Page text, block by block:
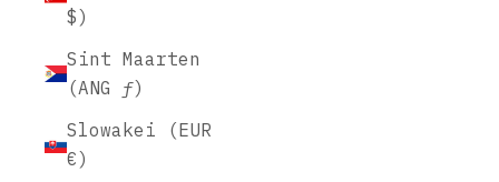
$)
Sint Maarten
(ANG ƒ)
Slowakei (EUR
€)